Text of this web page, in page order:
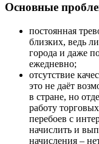
Основные
постоянная
близких, ведь
города и даже
ежедневно;
отсутствие
это не даёт
в стране, но
работу
перебоев с
начислить и
начисления –